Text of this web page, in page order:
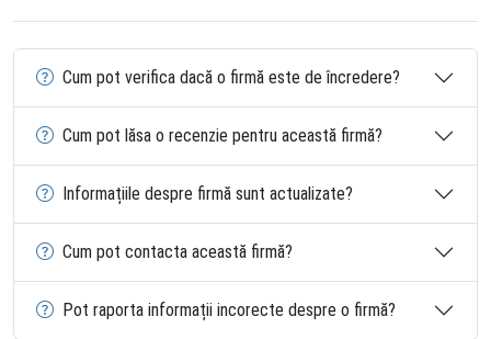
Cum pot verifica dacă o firmă este de încredere?
Cum pot lăsa o recenzie pentru această firmă?
Informațiile despre firmă sunt actualizate?
Cum pot contacta această firmă?
Pot raporta informații incorecte despre o firmă?